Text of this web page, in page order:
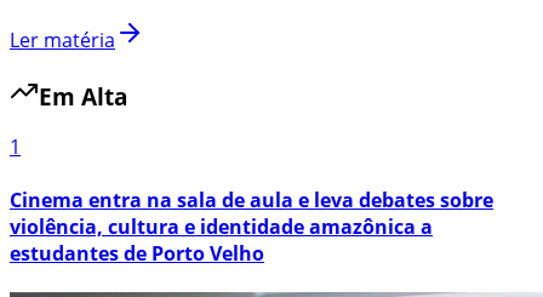
Ler matéria
Em Alta
1
Cinema entra na sala de aula e leva debates sobre
violência, cultura e identidade amazônica a
estudantes de Porto Velho